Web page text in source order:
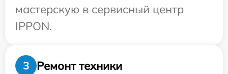
мастерскую в сервисный центр
IPPON.
3
Ремонт техники